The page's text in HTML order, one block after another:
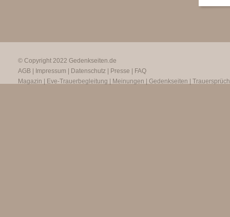
© Copyright 2022 Gedenkseiten.de
AGB
Impressum Datenschutz Presse
FAQ
Magazin
Eve-Trauerbegleitung Meinungen Gedenkseiten